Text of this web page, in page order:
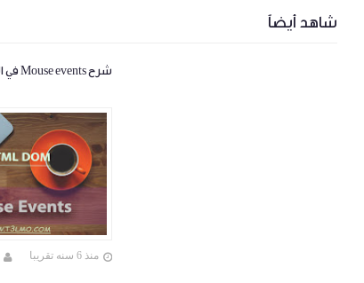
شاهد أيضاً
شرح Mouse events في الجافاسكربت
منذ 6 سنه تقريبا